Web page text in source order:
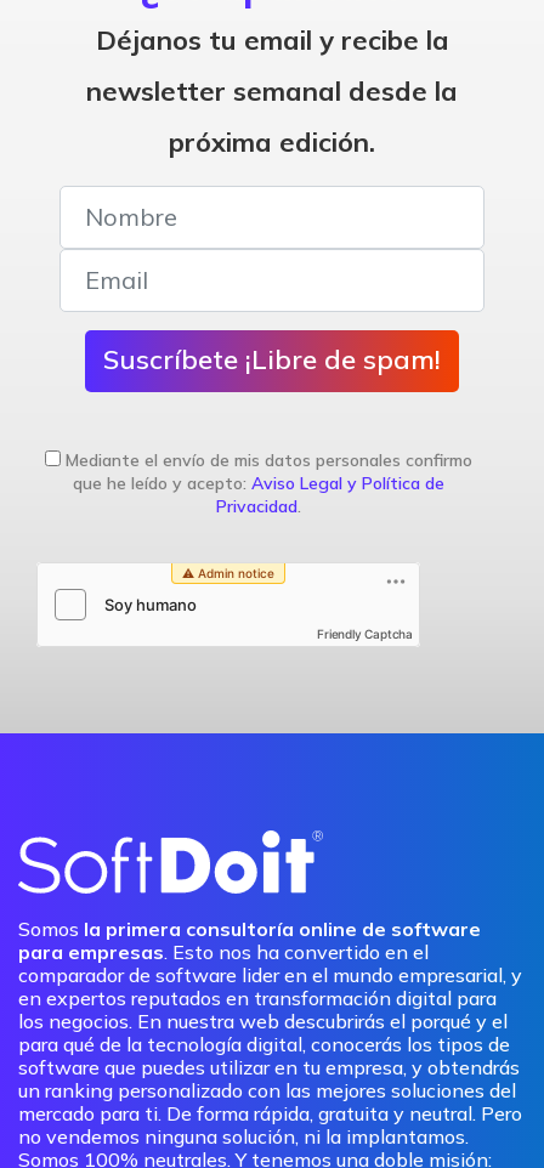
Déjanos tu email y recibe la
newsletter semanal desde la
próxima edición.
Suscríbete ¡Libre de spam!
Mediante el envío de mis datos personales confirmo
que he leído y acepto: Aviso Legal y Política de
Privacidad.
Friendly Captcha
Somos la primera consultoría online de software
para empresas. Esto nos ha convertido en el
comparador de software lider en el mundo empresarial, y
en expertos reputados en transformación digital para
los negocios. En nuestra web descubrirás el porqué y el
para qué de la tecnología digital, conocerás los tipos de
software que puedes utilizar en tu empresa, y obtendrás
un ranking personalizado con las mejores soluciones del
mercado para ti. De forma rápida, gratuita y neutral. Pero
no vendemos ninguna solución, ni la implantamos.
Somos 100% neutrales. Y tenemos una doble misión: